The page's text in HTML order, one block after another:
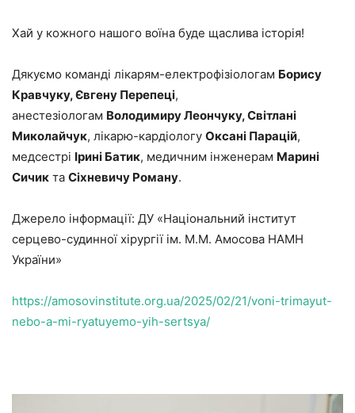
Хай у кожного нашого воїна буде щаслива історія!
Дякуємо команді лікарям-електрофізіологам Борису
Кравчуку, Євгену Перепеці,
анестезіологам Володимиру Леончуку, Світлані
Миколайчук, лікарю-кардіологу Оксані Парацій,
медсестрі Ірині Батик, медичним інженерам Марині
Сичик та Сіхневичу Роману.
Джерело інформації: ДУ «Національний інститут
серцево-судинної хірургії ім. М.М. Амосова НАМН
України»
https://amosovinstitute.org.ua/2025/02/21/voni-trimayut-
nebo-a-mi-ryatuyemo-yih-sertsya/